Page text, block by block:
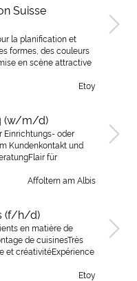
Suisse
la planification et
formes, des couleurs
en scène attractive
Etoy
(w/m/d)
Einrichtungs- oder
Kundenkontakt und
für
Affoltern am Albis
(f/h/d)
en matière de
de cuisinesTrès
et créativitéExpérience
Etoy